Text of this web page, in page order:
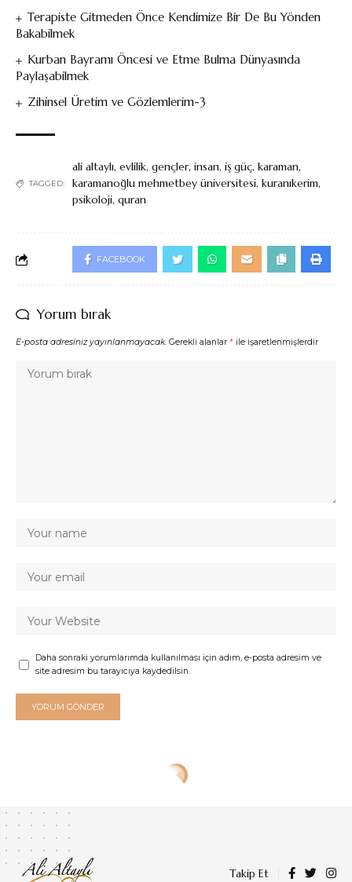
Terapiste Gitmeden Önce Kendimize Bir De Bu Yönden
Bakabilmek
Kurban Bayramı Öncesi ve Etme Bulma Dünyasında
Paylaşabilmek
Zihinsel Üretim ve Gözlemlerim-3
TAGGED:
ali altaylı, evlilik, gençler, insan, iş güç, karaman,
karamanoğlu mehmetbey üniversitesi, kuranıkerim,
psikoloji, quran
FACEBOOK
Yorum bırak
E-posta adresiniz yayınlanmayacak. Gerekli alanlar * ile işaretlenmişlerdir
Daha sonraki yorumlarımda kullanılması için adım, e-posta adresim ve
site adresim bu tarayıcıya kaydedilsin.
Takip Et